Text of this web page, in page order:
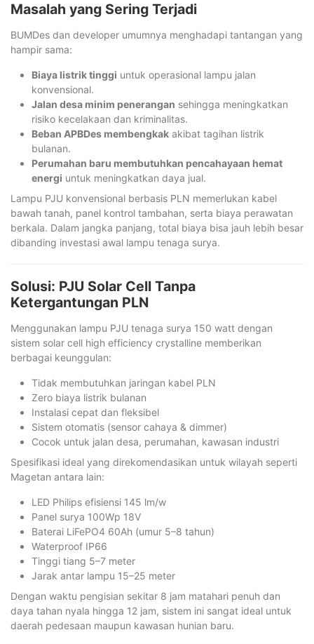
Masalah yang Sering Terjadi
BUMDes dan developer umumnya menghadapi tantangan yang
hampir sama:
Biaya listrik tinggi untuk operasional lampu jalan
konvensional.
Jalan desa minim penerangan sehingga meningkatkan
risiko kecelakaan dan kriminalitas.
Beban APBDes membengkak akibat tagihan listrik
bulanan.
Perumahan baru membutuhkan pencahayaan hemat
energi untuk meningkatkan daya jual.
Lampu PJU konvensional berbasis PLN memerlukan kabel
bawah tanah, panel kontrol tambahan, serta biaya perawatan
berkala. Dalam jangka panjang, total biaya bisa jauh lebih besar
dibanding investasi awal lampu tenaga surya.
Solusi: PJU Solar Cell Tanpa
Ketergantungan PLN
Menggunakan lampu PJU tenaga surya 150 watt dengan
sistem solar cell high efficiency crystalline memberikan
berbagai keunggulan:
Tidak membutuhkan jaringan kabel PLN
Zero biaya listrik bulanan
Instalasi cepat dan fleksibel
Sistem otomatis (sensor cahaya & dimmer)
Cocok untuk jalan desa, perumahan, kawasan industri
Spesifikasi ideal yang direkomendasikan untuk wilayah seperti
Magetan antara lain:
LED Philips efisiensi 145 lm/w
Panel surya 100Wp 18V
Baterai LiFePO4 60Ah (umur 5–8 tahun)
Waterproof IP66
Tinggi tiang 5–7 meter
Jarak antar lampu 15–25 meter
Dengan waktu pengisian sekitar 8 jam matahari penuh dan
daya tahan nyala hingga 12 jam, sistem ini sangat ideal untuk
daerah pedesaan maupun kawasan hunian baru.